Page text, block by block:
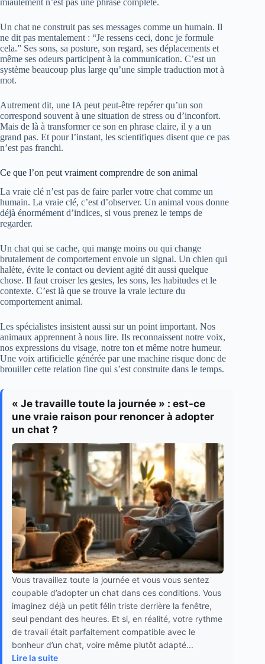
Un chat ne construit pas ses messages comme un humain. Il
ne dit pas mentalement : “Je ressens ceci, donc je formule
cela.” Ses sons, sa posture, son regard, ses déplacements et
même ses odeurs participent à la communication. C’est un
système beaucoup plus large qu’une simple traduction mot à
mot.
Autrement dit, une IA peut peut-être repérer qu’un son
correspond souvent à une situation de stress ou d’inconfort.
Mais de là à transformer ce son en phrase claire, il y a un
grand pas. Et pour l’instant, les scientifiques disent que ce pas
n’est pas franchi.
Ce que l’on peut vraiment comprendre de son animal
La vraie clé n’est pas de faire parler votre chat comme un
humain. La vraie clé, c’est d’observer. Un animal vous donne
déjà énormément d’indices, si vous prenez le temps de
regarder.
Un chat qui se cache, qui mange moins ou qui change
brutalement de comportement envoie un signal. Un chien qui
halète, évite le contact ou devient agité dit aussi quelque
chose. Il faut croiser les gestes, les sons, les habitudes et le
contexte. C’est là que se trouve la vraie lecture du
comportement animal.
Les spécialistes insistent aussi sur un point important. Nos
animaux apprennent à nous lire. Ils reconnaissent notre voix,
nos expressions du visage, notre ton et même notre humeur.
Une voix artificielle générée par une machine risque donc de
brouiller cette relation fine qui s’est construite dans le temps.
« Je travaille toute la journée » : est-ce
une vraie raison pour renoncer à adopter
un chat ?
Vous travaillez toute la journée et vous vous sentez
coupable d’adopter un chat dans ces conditions. Vous
imaginez déjà un petit félin triste derrière la fenêtre,
seul pendant des heures. Et si, en réalité, votre rythme
de travail était parfaitement compatible avec le
bonheur d’un chat, voire même plutôt adapté...
Lire la suite